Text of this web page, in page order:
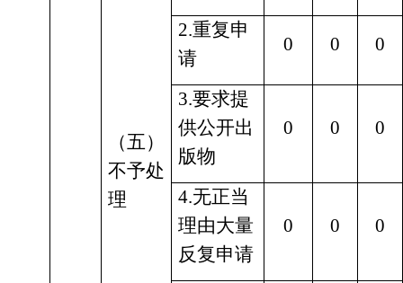
（五）
不予处
理
2.重复申
请
0 0 0
3.要求提
供公开出
版物
0 0 0
4.无正当
理由大量
反复申请
0 0 0